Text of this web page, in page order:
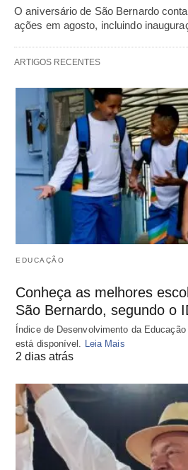
O aniversário de São Bernardo
ações em agosto, incluindo
ARTIGOS RECENTES
EDUCAÇÃO
Conheça as melhores
São Bernardo, segundo o
Índice de Desenvolvimento da
está disponível.
Leia Mais
2 dias atrás